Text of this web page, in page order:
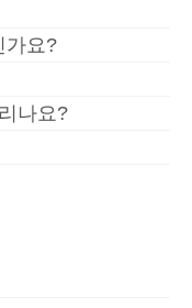
가요?
나요?